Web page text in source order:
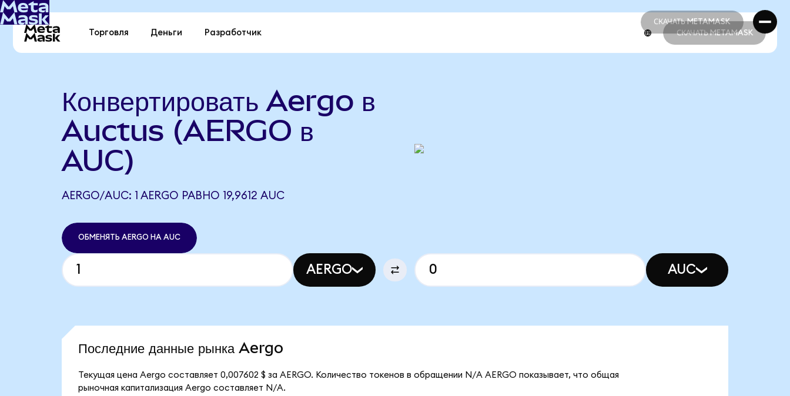
СКАЧАТЬ METAMASK
СКАЧАТЬ METAMASK
Торговля Деньги Разработчик СКАЧАТЬ METAMASK
Конвертировать Aergo в
Auctus (AERGO в
AUC)
AERGO/AUC: 1 AERGO РАВНО 19,9612 AUC
ОБМЕНЯТЬ AERGO НА AUC
AERGO AUC
Последние данные рынка Aergo
Текущая цена Aergo составляет 0,007602 $ за AERGO. Количество токенов в обращении N/A AERGO показывает, что общая
рыночная капитализация Aergo составляет N/A.